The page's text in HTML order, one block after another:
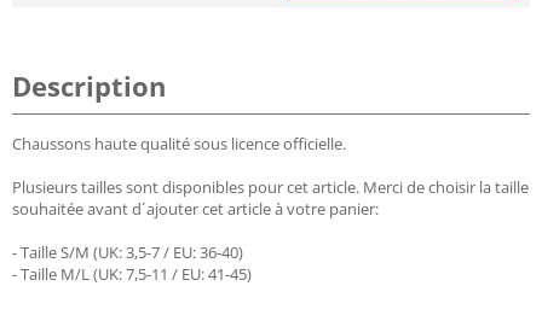
Description
Chaussons haute qualité sous licence officielle.
Plusieurs tailles sont disponibles pour cet article. Merci de choisir la taille
souhaitée avant d´ajouter cet article à votre panier:
- Taille S/M (UK: 3,5-7 / EU: 36-40)
- Taille M/L (UK: 7,5-11 / EU: 41-45)